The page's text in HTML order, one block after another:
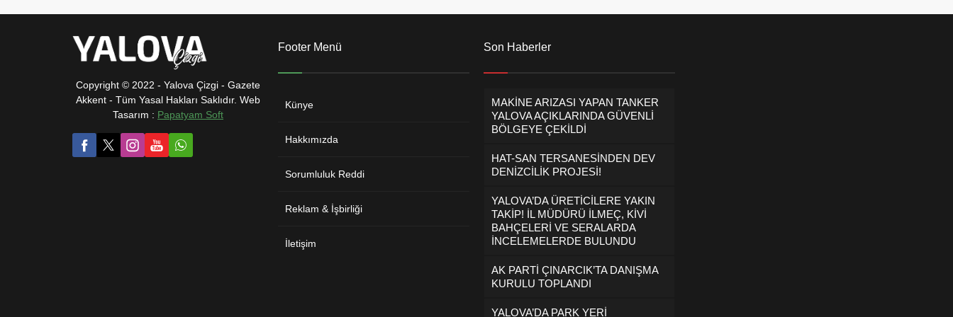
Copyright © 2022 - Yalova Çizgi - Gazete
Akkent - Tüm Yasal Hakları Saklıdır. Web
Tasarım : Papatyam Soft
Footer Menü
Künye
Hakkımızda
Sorumluluk Reddi
Reklam & İşbirliği
İletişim
Son Haberler
MAKİNE ARIZASI YAPAN TANKER
YALOVA AÇIKLARINDA GÜVENLİ
BÖLGEYE ÇEKİLDİ
HAT-SAN TERSANESİNDEN DEV
DENİZCİLİK PROJESİ!
YALOVA’DA ÜRETİCİLERE YAKIN
TAKİP! İL MÜDÜRÜ İLMEÇ, KİVİ
BAHÇELERİ VE SERALARDA
İNCELEMELERDE BULUNDU
AK PARTİ ÇINARCIK’TA DANIŞMA
KURULU TOPLANDI
YALOVA’DA PARK YERİ